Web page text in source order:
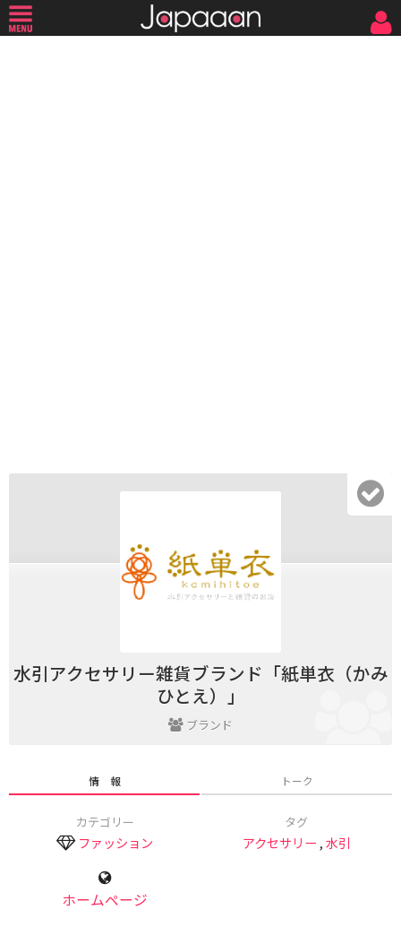
水引アクセサリー雑貨ブランド「紙単衣（かみ
ひとえ）」
ブランド
情 報 トーク
カテゴリー
ファッション
タグ
アクセサリー ,水引
ホームページ